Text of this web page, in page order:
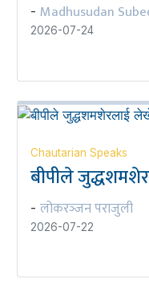
- Madhusudan
2026-07-24
Chautarian Speaks
बीपीले
- लोकरञ्‍जन पराजुली
2026-07-22